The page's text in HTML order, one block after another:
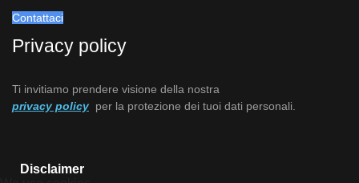
Contattaci
Privacy policy
Ti invitiamo prendere visione della nostra
privacy policy per la protezione dei tuoi dati personali.
Disclaimer